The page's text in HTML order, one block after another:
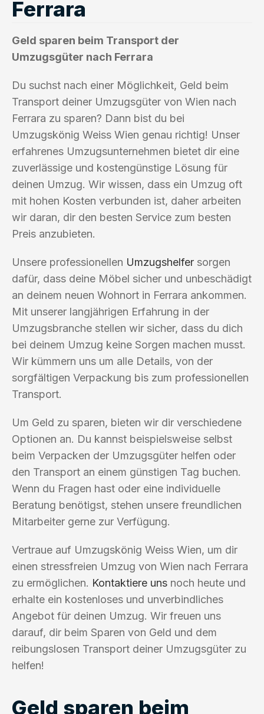
Ferrara
Geld sparen beim Transport der
Umzugsgüter nach Ferrara
Du suchst nach einer Möglichkeit, Geld beim
Transport deiner Umzugsgüter von Wien nach
Ferrara zu sparen? Dann bist du bei
Umzugskönig Weiss Wien genau richtig! Unser
erfahrenes Umzugsunternehmen bietet dir eine
zuverlässige und kostengünstige Lösung für
deinen Umzug. Wir wissen, dass ein Umzug oft
mit hohen Kosten verbunden ist, daher arbeiten
wir daran, dir den besten Service zum besten
Preis anzubieten.
Unsere professionellen Umzugshelfer sorgen
dafür, dass deine Möbel sicher und unbeschädigt
an deinem neuen Wohnort in Ferrara ankommen.
Mit unserer langjährigen Erfahrung in der
Umzugsbranche stellen wir sicher, dass du dich
bei deinem Umzug keine Sorgen machen musst.
Wir kümmern uns um alle Details, von der
sorgfältigen Verpackung bis zum professionellen
Transport.
Um Geld zu sparen, bieten wir dir verschiedene
Optionen an. Du kannst beispielsweise selbst
beim Verpacken der Umzugsgüter helfen oder
den Transport an einem günstigen Tag buchen.
Wenn du Fragen hast oder eine individuelle
Beratung benötigst, stehen unsere freundlichen
Mitarbeiter gerne zur Verfügung.
Vertraue auf Umzugskönig Weiss Wien, um dir
einen stressfreien Umzug von Wien nach Ferrara
zu ermöglichen. Kontaktiere uns noch heute und
erhalte ein kostenloses und unverbindliches
Angebot für deinen Umzug. Wir freuen uns
darauf, dir beim Sparen von Geld und dem
reibungslosen Transport deiner Umzugsgüter zu
helfen!
Geld sparen beim